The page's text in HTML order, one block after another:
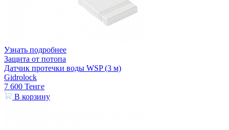
Узнать подробнее
Защита от потопа
Датчик протечки воды WSP (3 м)
Gidrolock
7 600 Тенге
В корзину